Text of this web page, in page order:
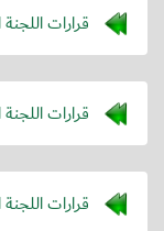
قرارات
قرارات
قرارات